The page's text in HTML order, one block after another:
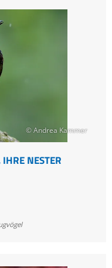
© Andrea Kammer
NESTER